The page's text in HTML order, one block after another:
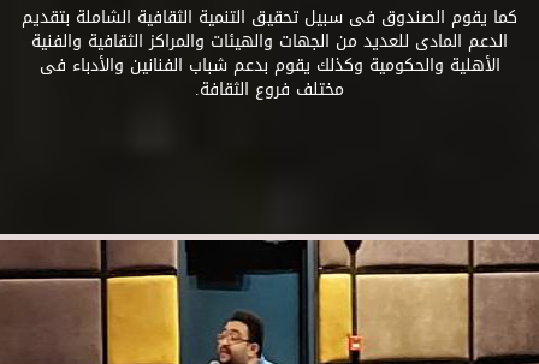
كما يقوم الصندوق فى سبيل تحقيق التنمية الثقافية الشاملة بتقديم
الدعم المادى للعديد من الجهات والهيئات والمراكز الثقافية والفنية
الأهلية والحكومية وكذلك يقوم بدعم شباب الفنانين والأدباء فى
مختلف فروع الثقافة.